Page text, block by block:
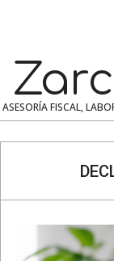
ASESORÍA FISCAL,